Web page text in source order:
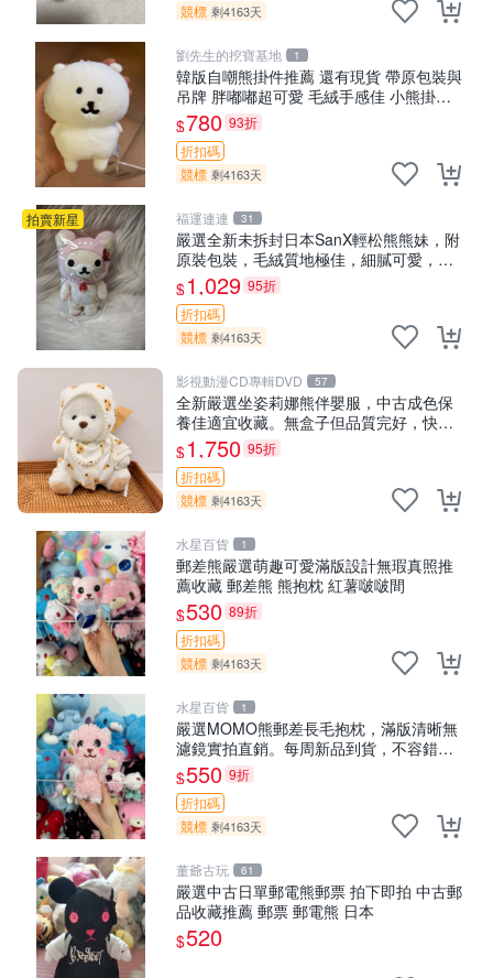
競標 剩4163天
劉先生的挖寶基地 1
韓版自嘲熊掛件推薦 還有現貨 帶原包裝與
吊牌 胖嘟嘟超可愛 毛絨手感佳 小熊掛件
自嘲抱枕 小熊抱枕
$780 93折
折扣碼
競標 剩4163天
拍賣新星 福運連連 31
嚴選全新未拆封日本SanX輕松熊熊妹，附
原裝包裝，毛絨質地極佳，細膩可愛，推
薦收藏兼送禮，適合女性好友或家人，限
量釋出。鬆熊、熊玩偶、收藏品
$1,029 95折
折扣碼
競標 剩4163天
影視動漫CD專輯DVD 57
全新嚴選坐姿莉娜熊伴嬰服，中古成色保
養佳適宜收藏。無盒子但品質完好，快速
出貨。建議入手！ 中古 玩偶 滬漫
$1,750 95折
折扣碼
競標 剩4163天
水星百貨 1
郵差熊嚴選萌趣可愛滿版設計無瑕真照推
薦收藏 郵差熊 熊抱枕 紅薯啵啵間
$530 89折
折扣碼
競標 剩4163天
水星百貨 1
嚴選MOMO熊郵差長毛抱枕，滿版清晰無
濾鏡實拍直銷。每周新品到貨，不容錯
過！ 郵差熊 長毛 抱枕
$550 9折
折扣碼
競標 剩4163天
董爺古玩 61
嚴選中古日單郵電熊郵票 拍下即拍 中古郵
品收藏推薦 郵票 郵電熊 日本
$520